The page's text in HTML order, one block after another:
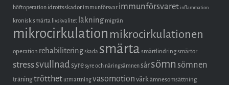
höftoperation idrottsskador immunförsvar immunförsvaret inflammation
kronisk smärta livskvalitet läkningmigrän
mikrocirkulation mikrocirkulationen
operation rehabiliteringskada smärtasmärtlindringsmärtor
stresssvullnadsyresyre och näringsämnensårsömnsömnen
träningtrötthet utmattningvasomotionvärkämnesomsättning